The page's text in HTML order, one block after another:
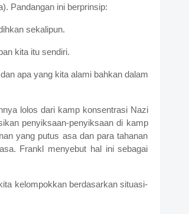
Pandangan ini berprinsip:
sekalipun.
kita itu sendiri.
apa yang kita alami bahkan dalam
lolos dari kamp konsentrasi Nazi
penyiksaan-penyiksaan di kamp
yang putus asa dan para tahanan
Frankl menyebut hal ini sebagai
kelompokkan berdasarkan situasi-